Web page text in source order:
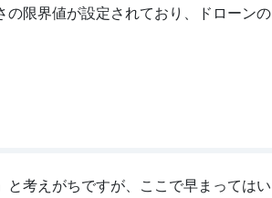
限界値が設定されており、ドローンの
と考えがちですが、ここで早まってはい